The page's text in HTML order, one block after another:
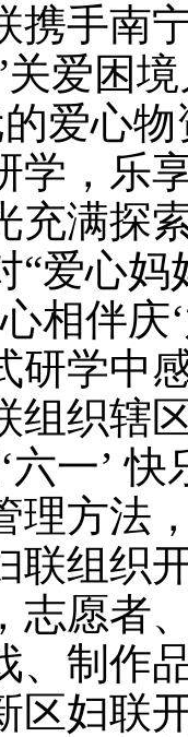
携手南
关爱困
爱心
，乐享
充满探
“爱心
相伴庆
研学中
组织辖
六一’
理方法
联组织
志愿者
、制作
区妇联